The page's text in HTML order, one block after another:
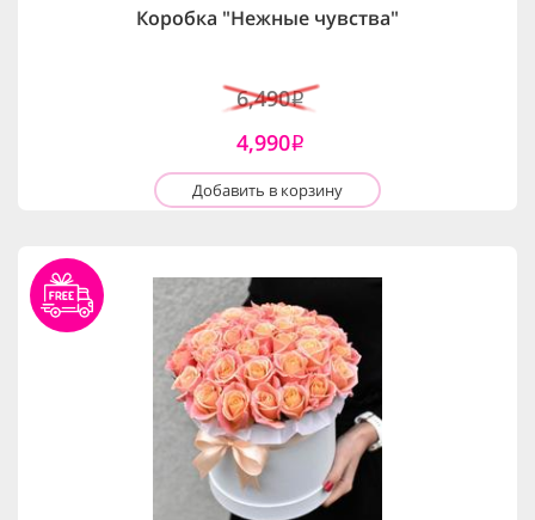
Коробка "Нежные чувства"
6,490i
4,990i
Добавить в корзину